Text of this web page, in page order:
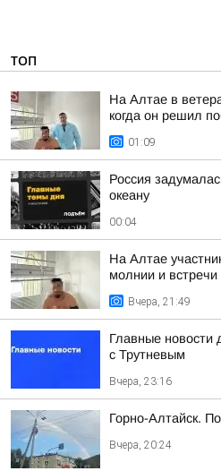
ТОП
На Алтае в
когда он решил
01:09
Россия
океану
00:04
На Алтае
молнии и
Вчера, 21:49
Главные новости
с Трутневым
Вчера, 23:16
Горно-Алтайск.
Вчера, 20:24